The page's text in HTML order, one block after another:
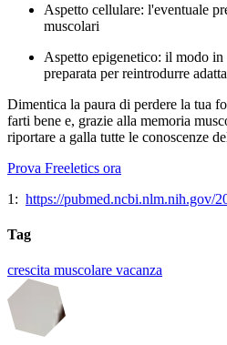
Aspetto cellulare: l'eventuale
muscolari
Aspetto epigenetico: il modo in
preparata per reintrodurre
Dimentica la paura di perdere la tua
farti bene e, grazie alla memoria
riportare a galla tutte le conoscenze
Prova Freeletics ora
1: https://pubmed.ncbi.nlm.nih.gov/
Tag
crescita muscolare vacanza